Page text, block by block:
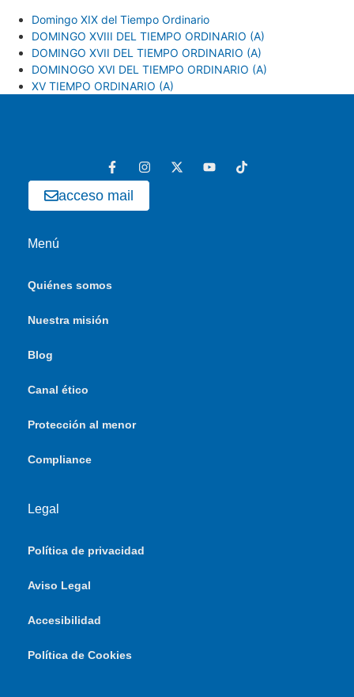
Domingo XIX del Tiempo Ordinario
DOMINGO XVIII DEL TIEMPO ORDINARIO (A)
DOMINGO XVII DEL TIEMPO ORDINARIO (A)
DOMINOGO XVI DEL TIEMPO ORDINARIO (A)
XV TIEMPO ORDINARIO (A)
acceso mail
Menú
Quiénes somos
Nuestra misión
Blog
Canal ético
Protección al menor
Compliance
Legal
Política de privacidad
Aviso Legal
Accesibilidad
Política de Cookies